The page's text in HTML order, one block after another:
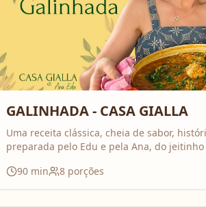
GALINHADA - CASA GIALLA
Uma receita clássica, cheia de sabor,
preparada pelo Edu e pela Ana, do
Nesse vídeo, compartilham o passo a
galinhada, com dicas importantes para
90 min 8 porções